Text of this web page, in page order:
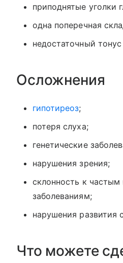
приподнятые уголки
одна поперечная
недостаточный
Осложнения
гипотиреоз;
потеря слуха;
генетические
нарушения зрения;
склонность к
заболеваниям;
нарушения развития
Что можете